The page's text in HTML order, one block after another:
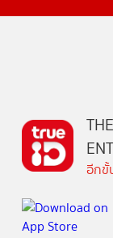
อีกขั้